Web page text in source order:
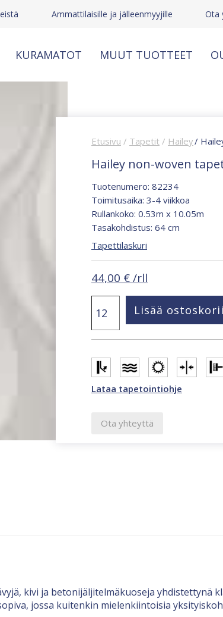
Ammattilaisille ja jälleenmyyjille Ota
KURAMATOT MUUT TUOTTEET
Etusivu / Tapetit / Hailey/
Hailey non-woven
Tuotenumero: 82234
Toimitusaika: 3-4 viikkoa
Rullankoko: 0.53m x 10.05m
Tasakohdistus: 64 cm
Tapettilaskuri
44,00 € /rll
non-
tapetti
82234
määrä
Lisää
Lataa tapetointiohje
Ota yhteyttä
kivi ja betonijäljitelmäkuoseja yhdistettynä
jossa kuitenkin mielenkiintoisia